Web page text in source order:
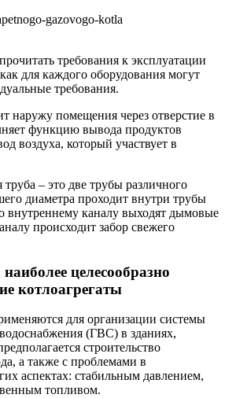
требования к эксплуатации
как для каждого оборудования могут
требования.
наружу помещения через отверстие в
функцию вывода продуктов
воздуха, который участвует в
– это две трубы различного
диаметра проходит внутри трубы
внутреннему каналу выходят дымовые
происходит забор свежего
целесообразно
котлоагрегаты
для организации системы
(ГВС) в зданиях,
строительство
а также с проблемами в
аспектах: стабильным давлением,
топливом.